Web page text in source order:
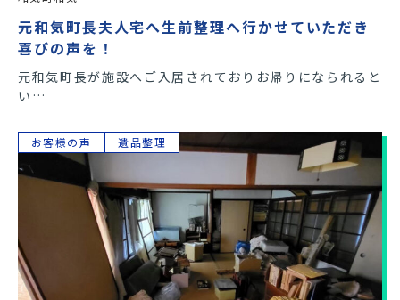
元和気町長夫人宅へ生前整理へ行かせていただき
喜びの声を！
元和気町長が施設へご入居されておりお帰りになられると
い…
お客様の声 遺品整理